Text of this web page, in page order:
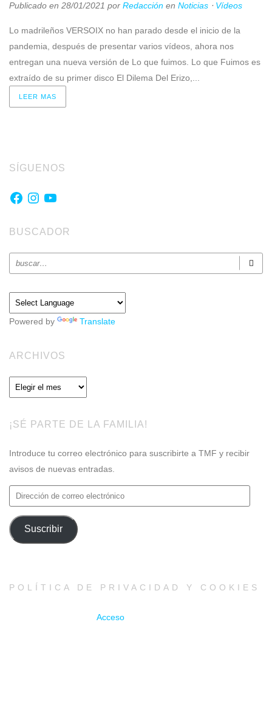
Publicado en 28/01/2021 por Redacción en Noticias ⋅ Vídeos
Lo madrileños VERSOIX no han parado desde el inicio de la
pandemia, después de presentar varios vídeos, ahora nos
entregan una nueva versión de Lo que fuimos. Lo que Fuimos es
extraído de su primer disco El Dilema Del Erizo,...
LEER MAS
SÍGUENOS
Facebook
Instagram
YouTube
BUSCADOR
Powered by Translate
ARCHIVOS
Archivos
¡SÉ PARTE DE LA FAMILIA!
Introduce tu correo electrónico para suscribirte a TMF y recibir
avisos de nuevas entradas.
Dirección
de
correo
electrónico
Suscribir
POLÍTICA DE PRIVACIDAD Y COOKIES
Acceso